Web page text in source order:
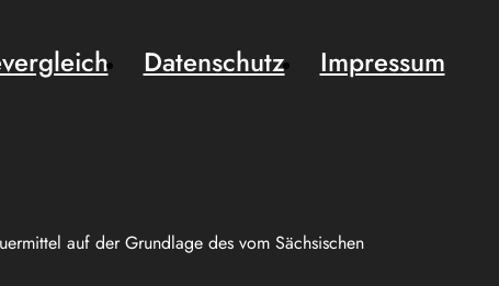
auf der Grundlage des vom Sächsischen
Datenschutz
Impressum